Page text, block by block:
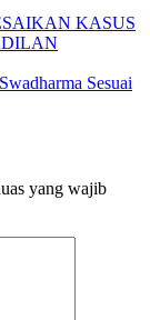
Sesuai
yang wajib